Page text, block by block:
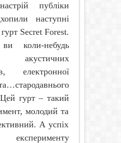
публіки
наступні
Secret Forest.
коли-небудь
акустичних
електронної
гурт – такий
молодий та
А успіх